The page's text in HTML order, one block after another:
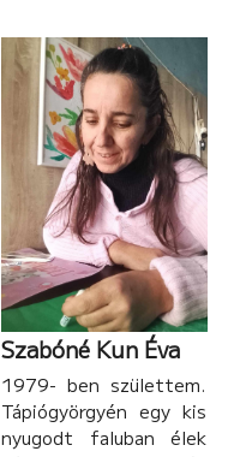
rajzszakkörbe, a Gaál
Imre stúdióba, ami azt
mondhatom, az egész
további életemet
meghatározta.
Szabóné Kun Éva
1979- ben születtem.
Tápiógyörgyén egy kis
nyugodt faluban élek